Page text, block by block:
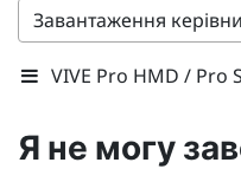
Завантаження
VIVE Pro HMD / Pro
Я не могу